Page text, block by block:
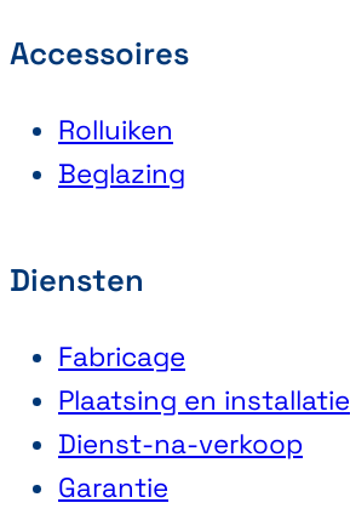
Accessoires
Rolluiken
Beglazing
Diensten
Fabricage
Plaatsing en installatie
Dienst-na-verkoop
Garantie